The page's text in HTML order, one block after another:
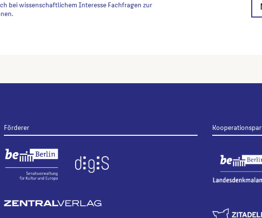
bei wissenschaftlichem Interesse Fachfragen zur
Förderer